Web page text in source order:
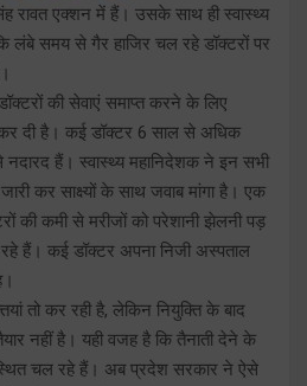
रावत एक्शन में हैं। उसके साथ ही स्वास्थ्य
लंबे समय से गैर हाजिर चल रहे डॉक्टरों पर
की सेवाएं समाप्त करने के लिए
कर दी है। कई डॉक्टर 6 साल से अधिक
नदारद हैं। स्वास्थ्य महानिदेशक ने इन सभी
कर साक्ष्यों के साथ जवाब मांगा है। एक
की कमी से मरीजों को परेशानी झेलनी पड़
रहे हैं। कई डॉक्टर अपना निजी अस्पताल
तो कर रही है, लेकिन नियुक्ति के बाद
नहीं है। यही वजह है कि तैनाती देने के
चल रहे हैं। अब प्रदेश सरकार ने ऐसे